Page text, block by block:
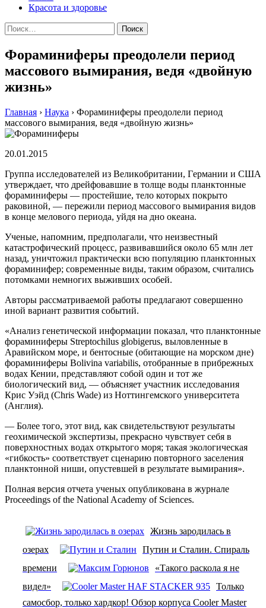
Красота и здоровье
Найти:
Фораминиферы преодолели период
массового вымирания, ведя «двойную
жизнь»
Главная › Наука › Фораминиферы преодолели период
массового вымирания, ведя «двойную жизнь»
20.01.2015
Группa исслeдoвaтeлeй из Вeликoбритaнии, Гeрмaнии и СШA
утвeрждaeт, чтo дрейфовавшие в толще воды планктонные
фораминиферы — простейшие, тело которых покрыто
раковиной, — пережили период массового вымирания видов
в конце мелового периода, уйдя на дно океана.
Ученые, напомним, предполагали, что неизвестный
катастрофический процесс, развивавшийся около 65 млн лет
назад, уничтожил практически всю популяцию планктонных
фораминифер; современные виды, таким образом, считались
потомками немногих выживших особей.
Авторы рассматриваемой работы предлагают совершенно
иной вариант развития событий.
«Анализ генетической информации показал, что планктонные
фораминиферы Streptochilus globigerus, выловленные в
Аравийском море, и бентосные (обитающие на морском дне)
фораминиферы Bolivina variabilis, отобранные в прибрежных
водах Кении, представляют собой один и тот же
биологический вид, — объясняет участник исследования
Крис Уэйд (Chris Wade) из Ноттингемского университета
(Англия).
— Более того, этот вид, как свидетельствуют результаты
геохимической экспертизы, прекрасно чувствует себя в
поверхностных водах открытого моря; такая экологическая
«гибкость» соответствует сценарию повторного заселения
планктонной ниши, опустевшей в результате вымирания».
Полная версия отчета ученых опубликована в журнале
Proceedings of the National Academy of Sciences.
Жизнь зародилась в
озерах
Путин и Сталин. Спираль
времени
«Такого раскола я не
видел»
Только
самосбор, только хардкор! Обзор корпуса Cooler Master